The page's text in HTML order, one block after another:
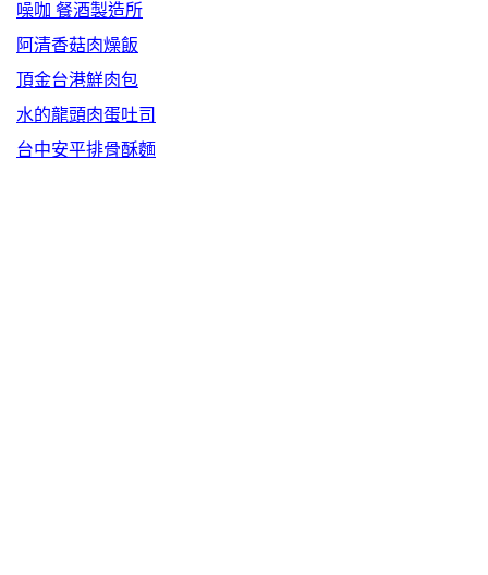
噪咖 餐酒製造所
阿清香菇肉燥飯
頂金台港鮮肉包
水的龍頭肉蛋吐司
台中安平排骨酥麵